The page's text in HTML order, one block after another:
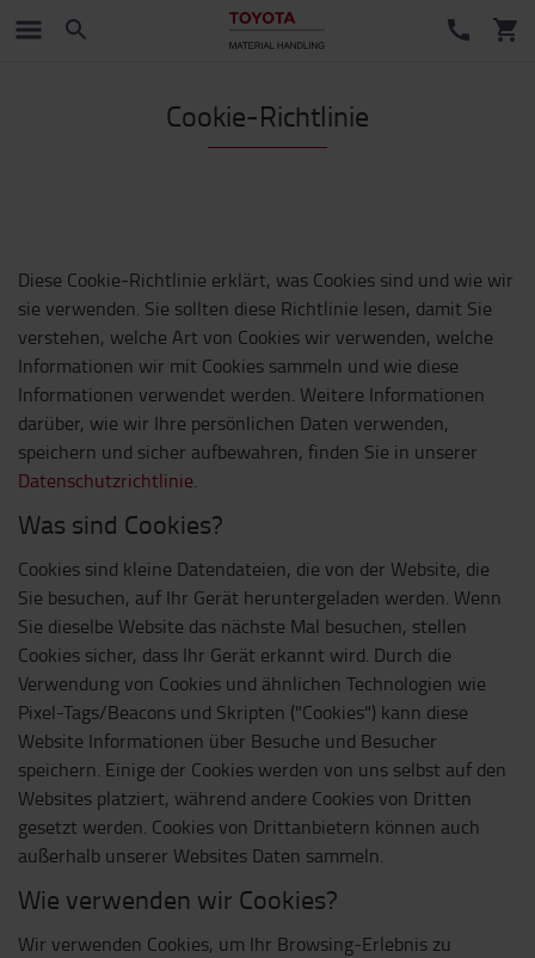
Cookie-Richtlinie
Diese Cookie-Richtlinie erklärt, was Cookies sind und wie wir
sie verwenden. Sie sollten diese Richtlinie lesen, damit Sie
verstehen, welche Art von Cookies wir verwenden, welche
Informationen wir mit Cookies sammeln und wie diese
Informationen verwendet werden. Weitere Informationen
darüber, wie wir Ihre persönlichen Daten verwenden,
speichern und sicher aufbewahren, finden Sie in unserer
Datenschutzrichtlinie.
Was sind Cookies?
Cookies sind kleine Datendateien, die von der Website, die
Sie besuchen, auf Ihr Gerät heruntergeladen werden. Wenn
Sie dieselbe Website das nächste Mal besuchen, stellen
Cookies sicher, dass Ihr Gerät erkannt wird. Durch die
Verwendung von Cookies und ähnlichen Technologien wie
Pixel-Tags/Beacons und Skripten ("Cookies") kann diese
Website Informationen über Besuche und Besucher
speichern. Einige der Cookies werden von uns selbst auf den
Websites platziert, während andere Cookies von Dritten
gesetzt werden. Cookies von Drittanbietern können auch
außerhalb unserer Websites Daten sammeln.
Wie verwenden wir Cookies?
Wir verwenden Cookies, um Ihr Browsing-Erlebnis zu